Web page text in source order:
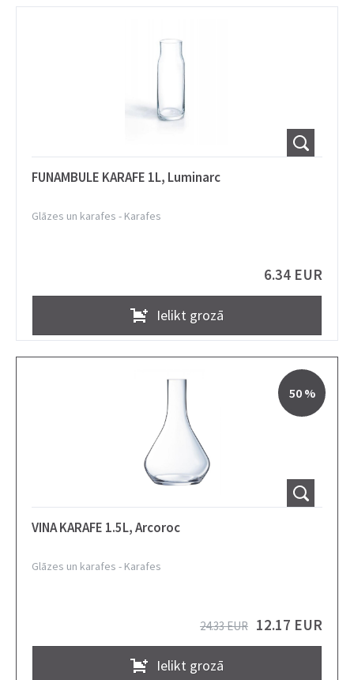
FUNAMBULE KARAFE 1L, Luminarc
Glāzes un karafes - Karafes
6.34 EUR
Ielikt grozā
50 %
VINA KARAFE 1.5L, Arcoroc
Glāzes un karafes - Karafes
12.17 EUR
24.33 EUR
Ielikt grozā